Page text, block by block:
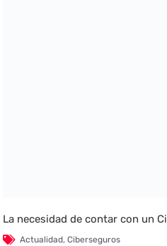
La necesidad de contar con un
Actualidad,Ciberseguros